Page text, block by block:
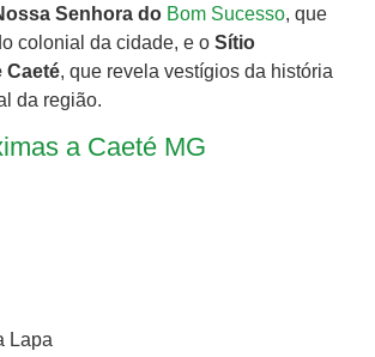
Senhora do Bom Sucesso, que
colonial da cidade, e o Sítio
Caeté, que revela vestígios da história
da região.
a Caeté MG
Lapa